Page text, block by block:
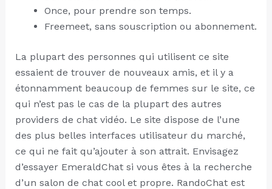
Once, pour prendre son temps.
Freemeet, sans souscription ou abonnement.
La plupart des personnes qui utilisent ce site
essaient de trouver de nouveaux amis, et il y a
étonnamment beaucoup de femmes sur le site, ce
qui n’est pas le cas de la plupart des autres
providers de chat vidéo. Le site dispose de l’une
des plus belles interfaces utilisateur du marché,
ce qui ne fait qu’ajouter à son attrait. Envisagez
d’essayer EmeraldChat si vous êtes à la recherche
d’un salon de chat cool et propre. RandoChat est